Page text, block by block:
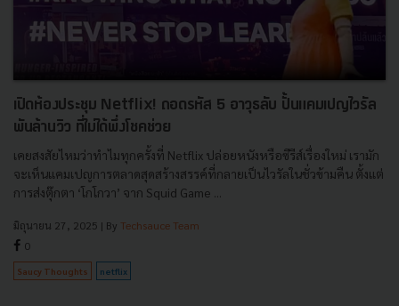
เปิดห้องประชุม Netflix! ถอดรหัส 5 อาวุธลับ ปั้นแคมเปญไวรัล
พันล้านวิว ที่ไม่ได้พึ่งโชคช่วย
เคยสงสัยไหมว่าทำไมทุกครั้งที่ Netflix ปล่อยหนังหรือซีรีส์เรื่องใหม่ เรามัก
จะเห็นแคมเปญการตลาดสุดสร้างสรรค์ที่กลายเป็นไวรัลในชั่วข้ามคืน ตั้งแต่
การส่งตุ๊กตา ‘โกโกวา’ จาก Squid Game ...
มิถุนายน 27, 2025 | By Techsauce Team
0
Saucy Thoughts netflix